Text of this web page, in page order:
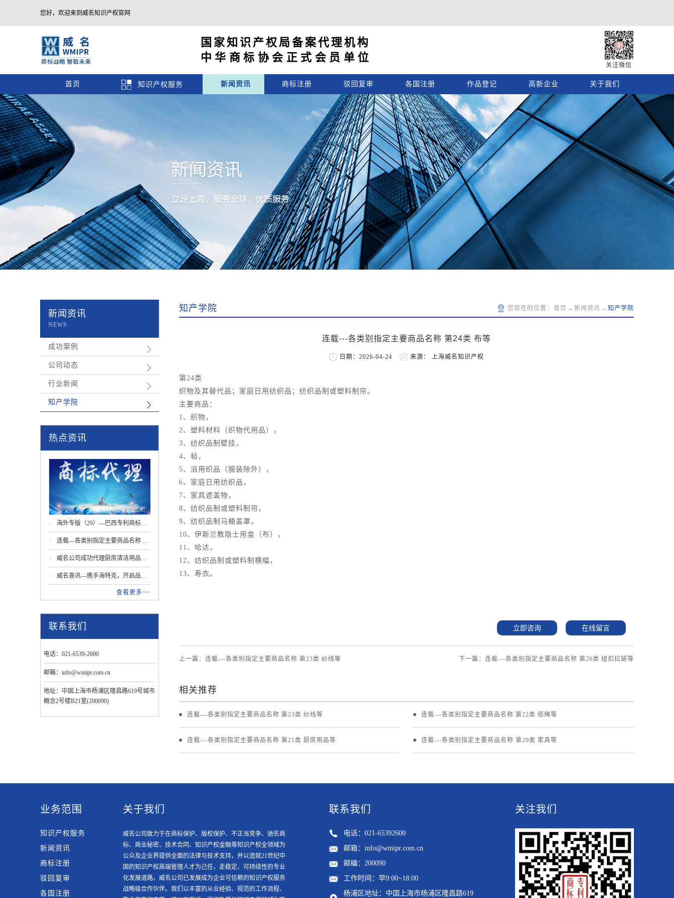
您好，欢迎来到威名知识产权官网
国家知识产权局备案代理机构
中华商标协会正式会员单位
关注微信
首页 知识产权服务 新闻资讯 商标注册 驳回复审 各国注册 作品登记 高新企业 关于我们
知产学院 您现在的位置： 首页 → 新闻资讯 → 知产学院
连载---各类别指定主要商品名称 第24类 布等
日期：2026-04-24 来源： 上海威名知识产权
第24类
织物及其替代品；家庭日用纺织品；纺织品制或塑料制帘。
主要商品：
1、织物，
2、塑料材料（织物代用品），
3、纺织品制壁挂，
4、毡，
5、浴用织品（服装除外），
6、家庭日用纺织品，
7、家具遮盖物，
8、纺织品制或塑料制帘，
9、纺织品制马桶盖罩，
10、伊斯兰教隐士用龛（布），
11、哈达，
12、纺织品制或塑料制横幅，
13、寿衣。
立即咨询 在线留言
上一篇：连载---各类别指定主要商品名称 第23类 纱线等 下一篇：连载---各类别指定主要商品名称 第26类 纽扣拉链等
相关推荐
连载---各类别指定主要商品名称 第23类 纱线等 连载---各类别指定主要商品名称 第22类 缆绳等
连载---各类别指定主要商品名称 第21类 厨房用品等 连载---各类别指定主要商品名称 第20类 家具等
新闻资讯
NEWS
成功案例
公司动态
行业新闻
知产学院
热点资讯
海外专版（29）---巴西专利商标局
更新商标指南：驰名商标认定及马
德里程序新规
连载---各类别指定主要商品名称 第
29类 肉蛋奶等
威名公司成功代理厨房清洁用品行
业商标无效宣告案
威名喜讯---携手海特克，开启品牌
出海知识产权护航新篇章查看更多>>
联系我们
电话：021-6539-2600
邮箱：info@wmipr.com.cn
地址：中国上海市杨浦区隆昌路619号城市
概念2号楼B21室(200090)
业务范围
知识产权服务
新闻资讯
商标注册
驳回复审
各国注册
关于我们
威名公司致力于在商标保护、版权保护、不正当竞争、驰名商
标、商业秘密、技术合同、知识产权金融等知识产权全领域为
公众及企业界提供全面的法律与技术支持，并以造就21世纪中
国的知识产权高端管理人才为己任，走稳定、可持续性的专业
化发展道路。威名公司已发展成为企业可信赖的知识产权服务
战略级合作伙伴。我们以丰富的从业经验、规范的工作流程、
联系我们
电话：021-65392600
邮箱：info@wmipr.com.cn
邮编：200090
工作时间：早9:00~18:00
杨浦区地址：中国上海市杨浦区隆昌路619
关注我们